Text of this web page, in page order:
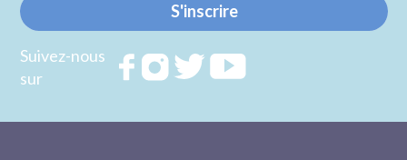
S'inscrire
Suivez-nous
sur
RejoignezRejoignezRejoignez